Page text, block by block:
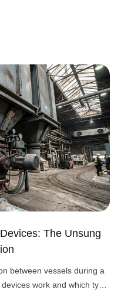
The Unsung
between vessels during a
work and which type